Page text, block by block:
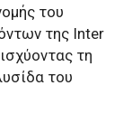
του
της Inter
τη
του